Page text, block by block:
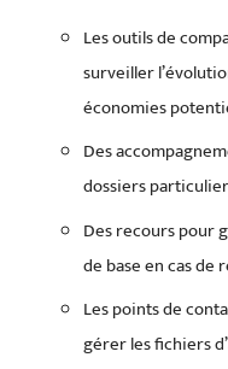
Les outils de
surveiller
économies
Des
dossiers
Des recours pour
de base en cas de
Les points de
gérer les fichiers